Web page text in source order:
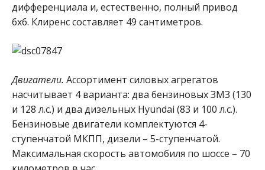
дифференциала и, естественно, полный привод
6х6. Клиренс составляет 49 сантиметров.
Двигатели. Ассортимент силовых агрегатов
насчитывает 4 варианта: два бензиновых ЗМЗ (130
и 128 л.с.) и два дизельных Hyundai (83 и 100 л.с.).
Бензиновые двигатели комплектуются 4-
ступенчатой МКПП, дизели – 5-ступенчатой.
Максимальная скорость автомобиля по шоссе – 70